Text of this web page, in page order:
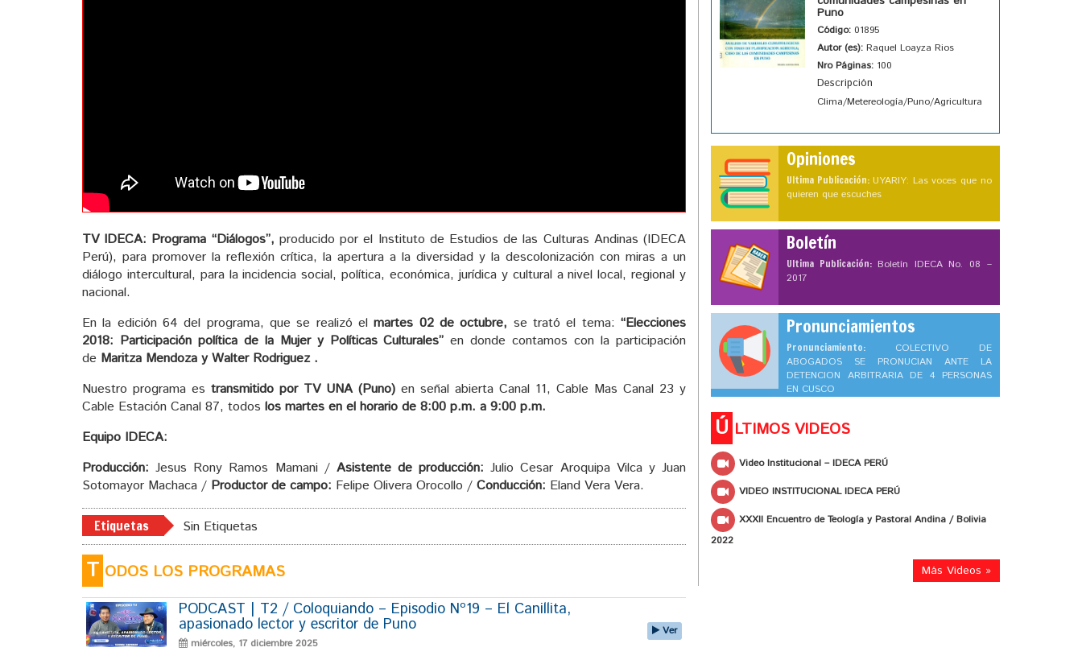
TV IDECA: Programa “Diálogos”, producido por el Instituto de Estudios de las Culturas Andinas (IDECA
Perú), para promover la reflexión crítica, la apertura a la diversidad y la descolonización con miras a un
diálogo intercultural, para la incidencia social, política, económica, jurídica y cultural a nivel local, regional y
nacional.
En la edición 64 del programa, que se realizó elmartes 02 de octubre, se trató el tema:“Elecciones
2018: Participación política de la Mujer y Políticas Culturales” en donde contamos con la participación
de Maritza Mendoza y Walter Rodriguez .
Nuestro programa es transmitido por TV UNA (Puno) en señal abierta Canal 11, Cable Mas Canal 23 y
Cable Estación Canal 87, todos los martes en el horario de 8:00 p.m. a 9:00 p.m.
Equipo IDECA:
Producción: Jesus Rony Ramos Mamani / Asistente de producción: Julio Cesar Aroquipa Vilca y Juan
Sotomayor Machaca / Productor de campo: Felipe Olivera Orocollo / Conducción: Eland Vera Vera.
Etiquetas Sin Etiquetas
T ODOS LOS PROGRAMAS
PODCAST | T2 / Coloquiando – Episodio Nº19 – El Canillita,
apasionado lector y escritor de Puno
miércoles, 17 diciembre 2025
Ver
Puno
Código: 01895
Autor (es): Raquel Loayza Rios
Nro Páginas: 100
Descripción
Clima/Metereología/Puno/Agricultura
Opiniones
Ultima Publicación: UYARIY: Las voces que no
quieren que escuches
Boletín
Ultima Publicación: Boletín IDECA No. 08 –
2017
Pronunciamientos
Pronunciamiento: COLECTIVO DE
ABOGADOS SE PRONUCIAN ANTE LA
DETENCION ARBITRARIA DE 4 PERSONAS
EN CUSCO
Ú LTIMOS VIDEOS
Video Institucional – IDECA PERÚ
VIDEO INSTITUCIONAL IDECA PERÚ
XXXII Encuentro de Teología y Pastoral Andina / Bolivia
2022
Más Videos »